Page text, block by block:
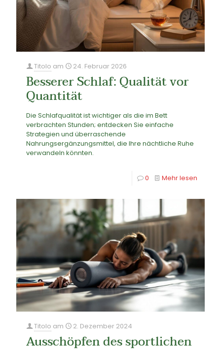
Titolo am 24. Februar 2026
Besserer Schlaf: Qualität vor
Quantität
Die Schlafqualität ist wichtiger als die im Bett
verbrachten Stunden; entdecken Sie einfache
Strategien und überraschende
Nahrungsergänzungsmittel, die Ihre nächtliche Ruhe
verwandeln könnten.
0 Mehr lesen
Titolo am 2. Dezember 2024
Ausschöpfen des sportlichen